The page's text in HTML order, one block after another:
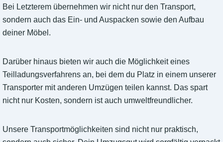
Bei Letzterem übernehmen wir nicht nur den Transport,
sondern auch das Ein- und Auspacken sowie den Aufbau
deiner Möbel.
Darüber hinaus bieten wir auch die Möglichkeit eines
Teilladungsverfahrens an, bei dem du Platz in einem unserer
Transporter mit anderen Umzügen teilen kannst. Das spart
nicht nur Kosten, sondern ist auch umweltfreundlicher.
Unsere Transportmöglichkeiten sind nicht nur praktisch,